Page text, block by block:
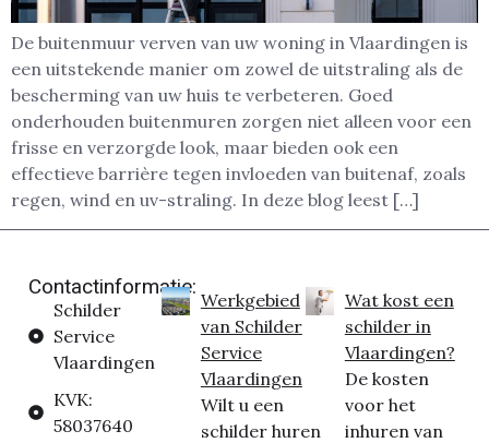
De buitenmuur verven van uw woning in Vlaardingen is
een uitstekende manier om zowel de uitstraling als de
bescherming van uw huis te verbeteren. Goed
onderhouden buitenmuren zorgen niet alleen voor een
frisse en verzorgde look, maar bieden ook een
effectieve barrière tegen invloeden van buitenaf, zoals
regen, wind en uv-straling. In deze blog leest […]
Contactinformatie:
Schilder
Service
Vlaardingen
KVK:
58037640
Werkgebied
van Schilder
Service
Vlaardingen
Wilt u een
schilder huren
Wat kost een
schilder in
Vlaardingen?
De kosten
voor het
inhuren van